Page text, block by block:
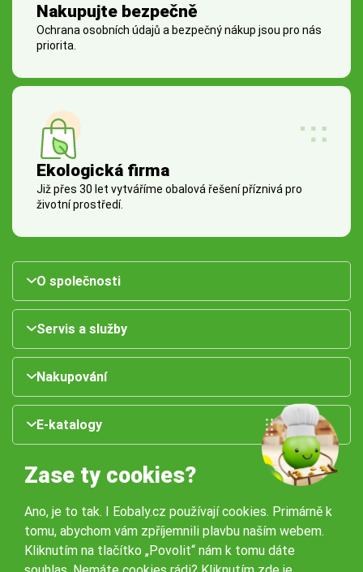
Nakupujte bezpečně
Ochrana osobních údajů a bezpečný nákup jsou pro nás
priorita.
Ekologická firma
Již přes 30 let vytváříme obalová řešení příznivá pro
životní prostředí.
O společnosti
Servis a služby
Nakupování
E-katalogy
Zase ty cookies?
Ano, je to tak. I Eobaly.cz používají cookies. Primárně k
tomu, abychom vám zpříjemnili plavbu naším webem.
Kliknutím na tlačítko „Povolit“ nám k tomu dáte